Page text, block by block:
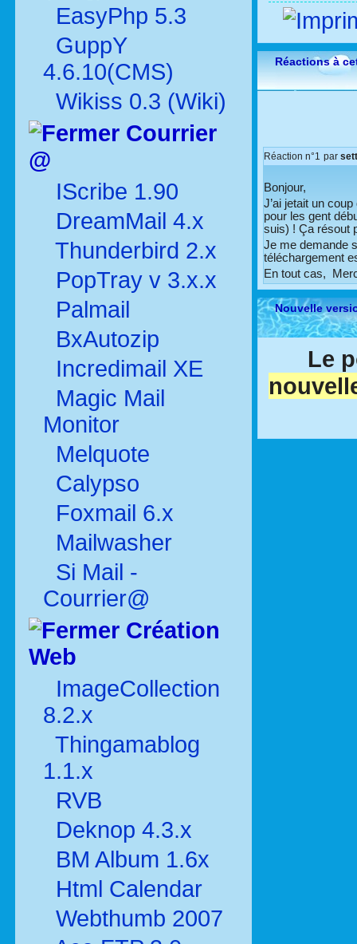
EasyPhp 5.3
GuppY
4.6.10(CMS)
Wikiss 0.3 (Wiki)
Courrier
@
IScribe 1.90
DreamMail 4.x
Thunderbird 2.x
PopTray v 3.x.x
Palmail
BxAutozip
Incredimail XE
Magic Mail
Monitor
Melquote
Calypso
Foxmail 6.x
Mailwasher
Si Mail -
Courrier@
Création
Web
ImageCollection
8.2.x
Thingamablog
1.1.x
RVB
Deknop 4.3.x
BM Album 1.6x
Html Calendar
Webthumb 2007
Réactions à
Réaction n°1 par
Bonjour,
J’ai jetait un
pour les gent
suis) ! Ça résout
Je me demande
téléchargement
En tout cas,
Nouvelle
Le